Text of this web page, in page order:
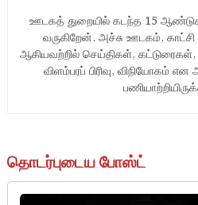
ஊடகத் துறையில் கடந்த 15
வருகிறேன். அச்சு ஊடகம்,
ஆகியவற்றில் செய்திகள், கட்டுரைகள்,
விளம்பரப் பிரிவு, விநியோகம்
தொடர்புடைய போஸ்ட்